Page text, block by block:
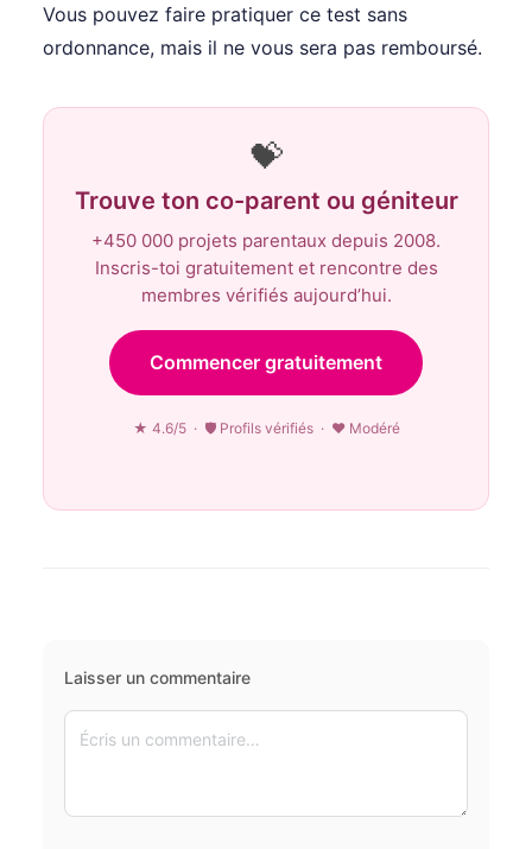
Vous pouvez faire pratiquer ce test sans
ordonnance, mais il ne vous sera pas remboursé.
💝
Trouve ton co-parent ou géniteur
+450 000 projets parentaux depuis 2008.
Inscris-toi gratuitement et rencontre des
membres vérifiés aujourd’hui.
Commencer gratuitement
★ 4.6/5 · 🛡 Profils vérifiés · ♥ Modéré
Laisser un commentaire